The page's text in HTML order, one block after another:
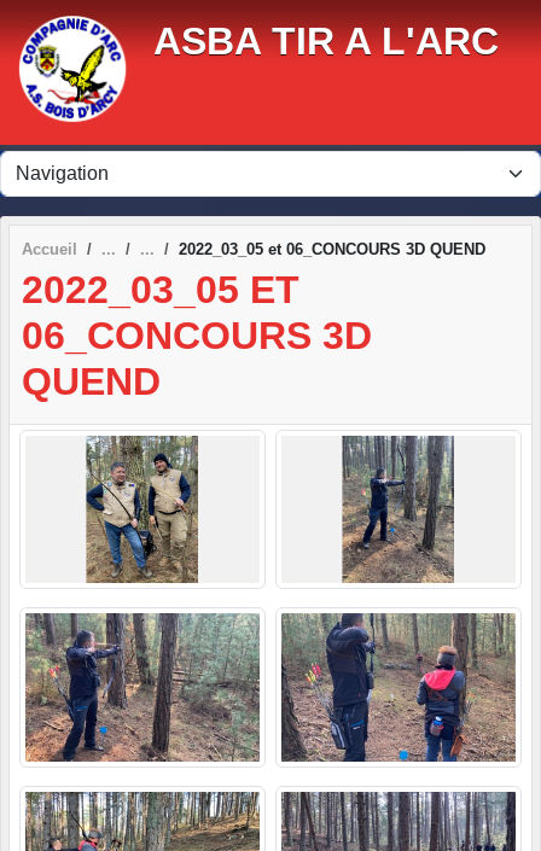
ASBA TIR A L'ARC
Accueil 2022_03_05 et 06_CONCOURS 3D QUEND
2022_03_05 ET
06_CONCOURS 3D
QUEND
Panneau de gestion des cookies